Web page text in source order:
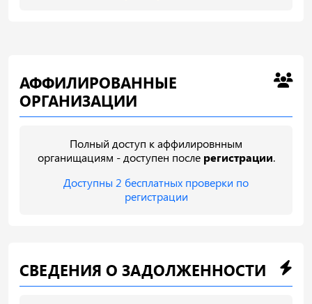
АФФИЛИРОВАННЫЕ
ОРГАНИЗАЦИИ
Полный доступ к аффилировнным
органищациям - доступен после регистрации.
Доступны 2 бесплатных проверки по
регистрации
СВЕДЕНИЯ О ЗАДОЛЖЕННОСТИ